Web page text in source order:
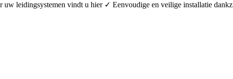
uw leidingsystemen vindt u hier ✓ Eenvoudige en veilige installatie